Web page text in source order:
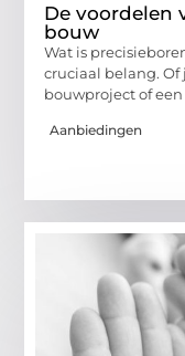
De voordelen
bouw
Wat is
cruciaal belang.
bouwproject of
Aanbiedingen